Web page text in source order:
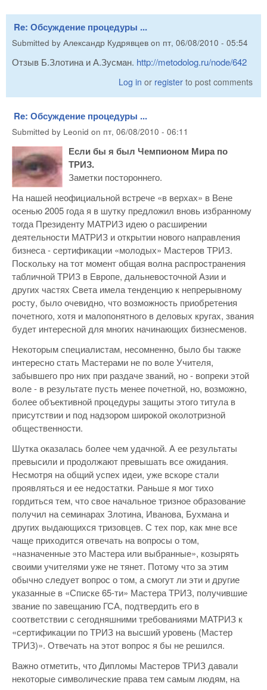
Re: Обсуждение процедуры ...
Submitted by Александр Кудрявцев on пт, 06/08/2010 - 05:54
Отзыв Б.Злотина и А.Зусман. http://metodolog.ru/node/642
Log in or register to post comments
Re: Обсуждение процедуры ...
Submitted by Leonid on пт, 06/08/2010 - 06:11
Если бы я был Чемпионом Мира по
ТРИЗ.
Заметки постороннего.
На нашей неофициальной встрече «в верхах» в Вене
осенью 2005 года я в шутку предложил вновь избранному
тогда Президенту МАТРИЗ идею о расширении
деятельности МАТРИЗ и открытии нового направления
бизнеса - сертификации «молодых» Мастеров ТРИЗ.
Поскольку на тот момент общая волна распространения
табличной ТРИЗ в Европе, дальневосточной Азии и
других частях Света имела тенденцию к непрерывному
росту, было очевидно, что возможность приобретения
почетного, хотя и малопонятного в деловых кругах, звания
будет интересной для многих начинающих бизнесменов.
Некоторым специалистам, несомненно, было бы также
интересно стать Мастерами не по воле Учителя,
забывшего про них при раздаче званий, но - вопреки этой
воле - в результате пусть менее почетной, но, возможно,
более объективной процедуры защиты этого титула в
присутствии и под надзором широкой околотризной
общественности.
Шутка оказалась более чем удачной. А ее результаты
превысили и продолжают превышать все ожидания.
Несмотря на общий успех идеи, уже вскоре стали
проявляться и ее недостатки. Раньше я мог тихо
гордиться тем, что свое начальное тризное образование
получил на семинарах Злотина, Иванова, Бухмана и
других выдающихся тризовцев. С тех пор, как мне все
чаще приходится отвечать на вопросы о том,
«назначенные это Мастера или выбранные», козырять
своими учителями уже не тянет. Потому что за этим
обычно следует вопрос о том, а смогут ли эти и другие
указанные в «Списке 65-ти» Мастера ТРИЗ, получившие
звание по завещанию ГСА, подтвердить его в
соответствии с сегодняшними требованиями МАТРИЗ к
«сертификации по ТРИЗ на высший уровень (Мастер
ТРИЗ)». Отвечать на этот вопрос я бы не решился.
Важно отметить, что Дипломы Мастеров ТРИЗ давали
некоторые символические права тем самым людям, на